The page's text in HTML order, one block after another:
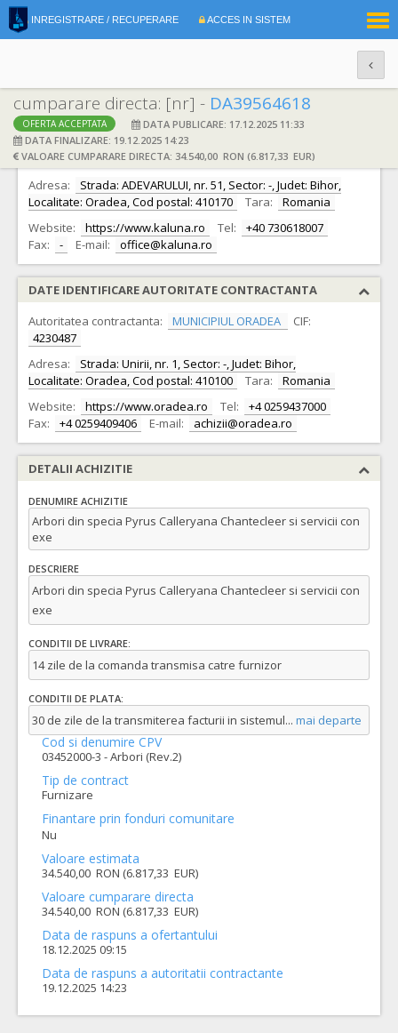
INREGISTRARE / RECUPERARE ACCES IN SISTEM
cumparare directa: [nr] - DA39564618
OFERTA ACCEPTATA
DATA PUBLICARE: 17.12.2025 11:33
DATA FINALIZARE: 19.12.2025 14:23
VALOARE CUMPARARE DIRECTA: 34.540,00 RON (6.817,33 EUR)
DATE IDENTIFICARE OFERTANT
Ofertant: S.C. SC KALUNA SRL S.R.L. CIF: 20167462
Adresa:
Strada: ADEVARULUI, nr. 51, Sector: -, Judet: Bihor,
Localitate: Oradea, Cod postal: 410170
Tara:
Romania
Website:
https://www.kaluna.ro Tel:
+40 730618007
Fax:
- E-mail: office@kaluna.ro
DATE IDENTIFICARE AUTORITATE CONTRACTANTA
Autoritatea contractanta:
MUNICIPIUL ORADEA
CIF:
4230487
Adresa:
Strada: Unirii, nr. 1, Sector: -, Judet: Bihor,
Localitate: Oradea, Cod postal: 410100
Tara:
Romania
Website:
https://www.oradea.ro Tel:
+4 0259437000
Fax:
+4 0259409406 E-mail: achizii@oradea.ro
DETALII ACHIZITIE
DENUMIRE ACHIZITIE
Arbori din specia Pyrus Calleryana Chantecleer si servicii con
exe
DESCRIERE
Arbori din specia Pyrus Calleryana Chantecleer si servicii con
exe
CONDITII DE LIVRARE:
14 zile de la comanda transmisa catre furnizor
CONDITII DE PLATA:
30 de zile de la transmiterea facturii in sistemul... mai departe
Cod si denumire CPV
03452000-3 - Arbori (Rev.2)
Tip de contract
Furnizare
Finantare prin fonduri comunitare
Nu
Valoare estimata
34.540,00 RON (6.817,33 EUR)
Valoare cumparare directa
34.540,00 RON (6.817,33 EUR)
Data de raspuns a ofertantului
18.12.2025 09:15
Data de raspuns a autoritatii contractante
19.12.2025 14:23